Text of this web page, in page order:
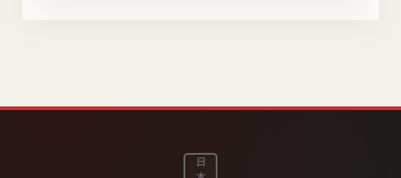
日